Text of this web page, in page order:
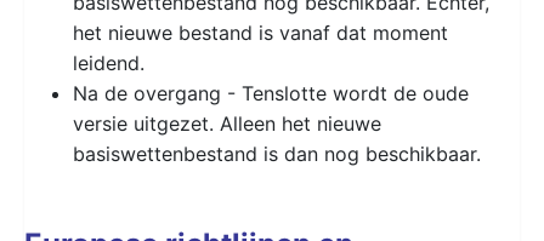
het nieuwe bestand is vanaf dat moment
leidend.
Na de overgang - Tenslotte wordt de oude
versie uitgezet. Alleen het nieuwe
basiswettenbestand is dan nog beschikbaar.